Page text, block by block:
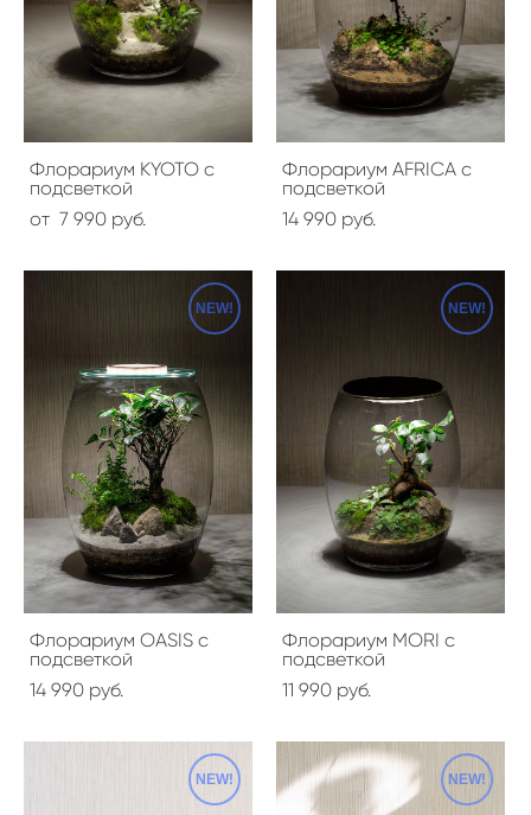
Флорариум KYOTO с
подсветкой
от 7 990 pуб.
Флорариум AFRICA с
подсветкой
14 990 pуб.
NEW!
Флорариум OASIS с
подсветкой
14 990 pуб.
NEW!
Флорариум MORI с
подсветкой
11 990 pуб.
NEW! NEW!